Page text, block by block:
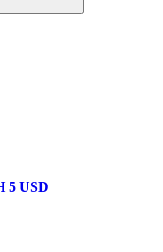
5 USD